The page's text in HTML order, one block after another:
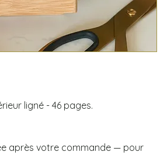
ligné - 46 pages.
après votre commande — pour